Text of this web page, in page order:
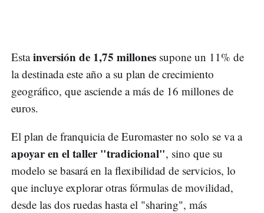
Estainversión de 1,75 millones supone un 11% de
la destinada este año a su plan de crecimiento
geográfico, que asciende a más de 16 millones de
euros.
El plan de franquicia de Euromaster no solo se va a
apoyar en el taller "tradicional", sino que su
modelo se basará en la flexibilidad de servicios, lo
que incluye explorar otras fórmulas de movilidad,
desde las dos ruedas hasta el "sharing", más